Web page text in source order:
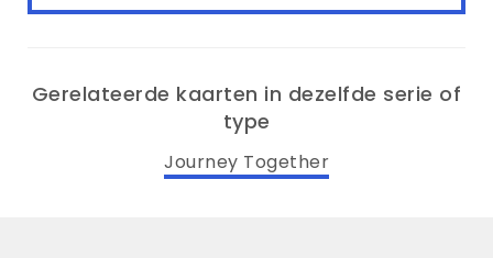
Gerelateerde kaarten in dezelfde serie of
type
Journey Together